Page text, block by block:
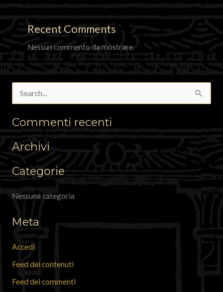
Recent Comments
Nessun commento da mostrare.
r
c
:
Commenti recenti
Archivi
Categorie
Nessuna categoria
Meta
Accedi
Feed dei contenuti
Feed dei commenti